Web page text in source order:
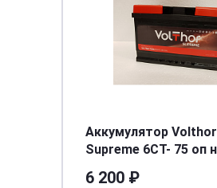
Аккумулятор Volthor
Supreme 6СТ- 75 оп низк.
6 200 ₽